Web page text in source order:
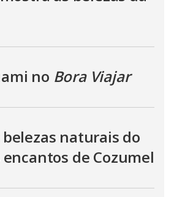
d
e
o
no Bora Viajar
belezas naturais do
encantos de Cozumel